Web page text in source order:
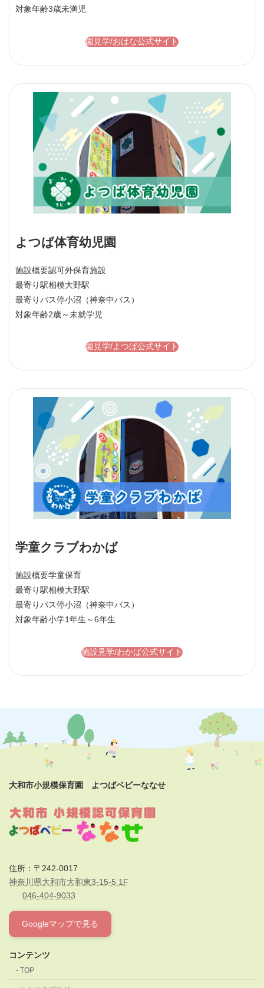
対象年齢3歳未満児
園見学/おはな公式サイト
よつば体育幼児園
施設概要認可外保育施設
最寄り駅相模大野駅
最寄りバス停小沼（神奈中バス）
対象年齢2歳～未就学児
園見学/よつば公式サイト
学童クラブわかば
施設概要学童保育
最寄り駅相模大野駅
最寄りバス停小沼（神奈中バス）
対象年齢小学1年生～6年生
施設見学/わかば公式サイト
大和市小規模保育園 よつばベビーななせ
住所：〒242-0017
神奈川県大和市大和東3-15-5 1F
046-404-9033
Googleマップで見る
コンテンツ
TOP